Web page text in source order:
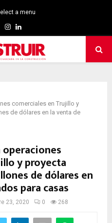
a menu
Instagram
Linkedin
comerciales en Trujillo y
de dólares en la venta de
operaciones
y proyecta
de dólares en
para casas
23, 2020 0 268